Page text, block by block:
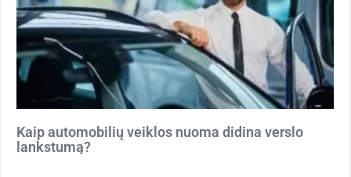
Kaip automobilių veiklos nuoma didina verslo
lankstumą?